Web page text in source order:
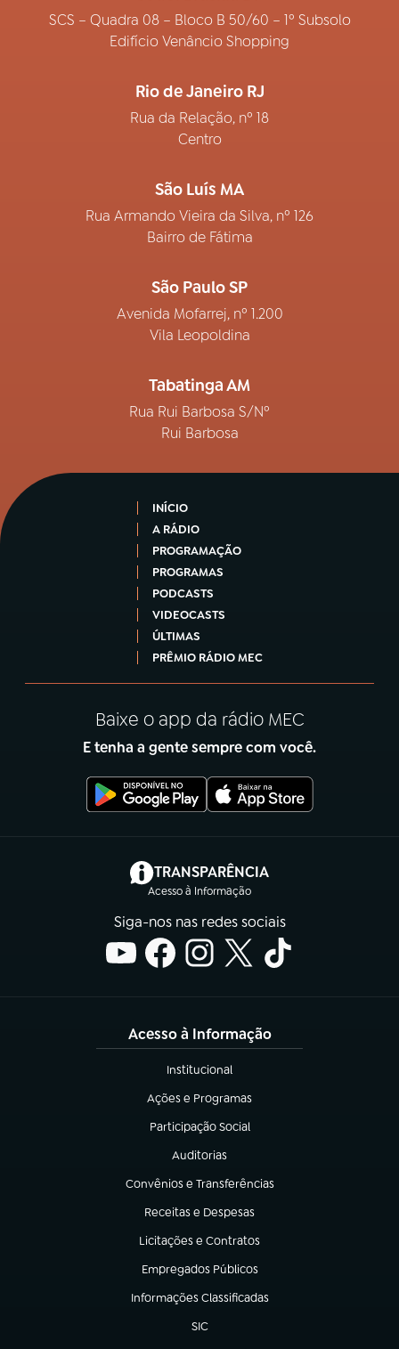
SCS – Quadra 08 – Bloco B 50/60 – 1º Subsolo
Edifício Venâncio Shopping
Rio de Janeiro RJ
Rua da Relação, nº 18
Centro
São Luís MA
Rua Armando Vieira da Silva, nº 126
Bairro de Fátima
São Paulo SP
Avenida Mofarrej, nº 1.200
Vila Leopoldina
Tabatinga AM
Rua Rui Barbosa S/Nº
Rui Barbosa
INÍCIO
A RÁDIO
PROGRAMAÇÃO
PROGRAMAS
PODCASTS
VIDEOCASTS
ÚLTIMAS
PRÊMIO RÁDIO MEC
Baixe o app da rádio MEC
E tenha a gente sempre com você.
TRANSPARÊNCIA
Acesso à Informação
(abre em nova aba)
Siga-nos nas redes sociais
Acesso à Informação
Institucional
(abre em nova aba)
Ações e Programas
(abre em nova aba)
Participação Social
(abre em nova aba)
Auditorias
(abre em nova aba)
Convênios e Transferências
(abre em nova aba)
Receitas e Despesas
(abre em nova aba)
Licitações e Contratos
(abre em nova aba)
Empregados Públicos
(abre em nova aba)
Informações Classificadas
(abre em nova aba)
SIC
(abre em nova aba)